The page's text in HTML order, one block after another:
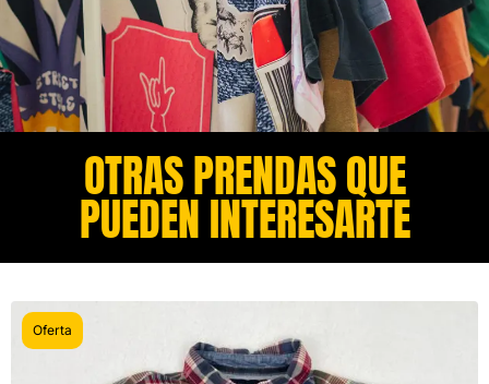
OTRAS PRENDAS QUE
PUEDEN INTERESARTE​
Oferta